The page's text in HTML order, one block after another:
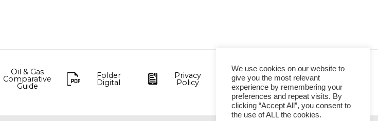
Oil & Gas
Comparative
Guide
Folder
Digital
Privacy
Policy
We use cookies on our website to
give you the most relevant
experience by remembering your
preferences and repeat visits. By
clicking “Accept All”, you consent to
the use of ALL the cookies.